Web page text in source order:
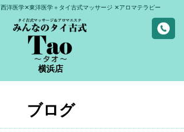
西洋医学✕東洋医学＋タイ古式マッサージ ✕アロマテラピー
横浜店
ブログ